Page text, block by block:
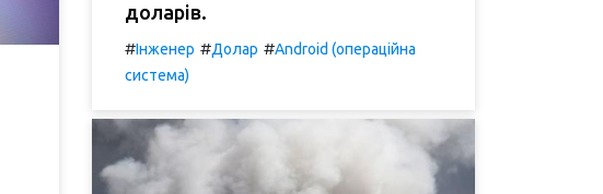
доларів.
#Інженер #Долар #Android (операційна
система)